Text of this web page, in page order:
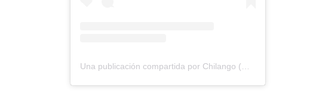
Una publicación compartida por Chilango (@chilangocom)